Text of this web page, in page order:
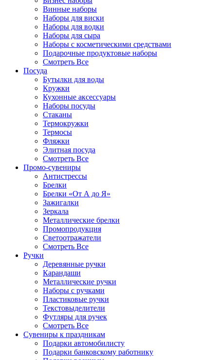
Винные наборы
Наборы для виски
Наборы для водки
Наборы для сыра
Наборы с косметическими средствами
Подарочные продуктовые наборы
Смотреть Все
Посуда
Бутылки для воды
Кружки
Кухонные аксессуары
Наборы посуды
Стаканы
Термокружки
Термосы
Фляжки
Элитная посуда
Смотреть Все
Промо-сувениры
Антистрессы
Брелки
Брелки «От А до Я»
Зажигалки
Зеркала
Металлические брелки
Промопродукция
Светоотражатели
Смотреть Все
Ручки
Деревянные ручки
Карандаши
Металлические ручки
Наборы с ручками
Пластиковые ручки
Текстовыделители
Футляры для ручек
Смотреть Все
Сувениры к праздникам
Подарки автомобилисту
Подарки банковскому работнику